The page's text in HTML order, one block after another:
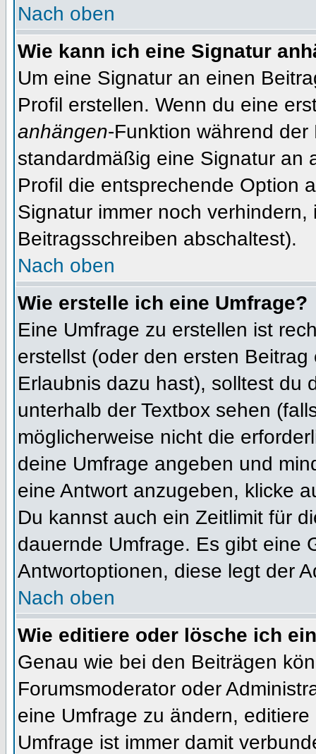
Nach oben
Wie kann ich eine Signatur
Um eine Signatur an einen
Profil erstellen. Wenn du eine
anhängen-Funktion während
standardmäßig eine Signatur an
Profil die entsprechende Option
Signatur immer noch
Beitragsschreiben abschaltest).
Nach oben
Wie erstelle ich eine Umfrage?
Eine Umfrage zu erstellen ist
erstellst (oder den ersten
Erlaubnis dazu hast), solltest du
unterhalb der Textbox sehen
möglicherweise nicht die
deine Umfrage angeben und
eine Antwort anzugeben, klicke
Du kannst auch ein Zeitlimit für
dauernde Umfrage. Es gibt eine
Antwortoptionen, diese legt der
Nach oben
Wie editiere oder lösche ich
Genau wie bei den Beiträgen
Forumsmoderator oder
eine Umfrage zu ändern,
Umfrage ist immer damit